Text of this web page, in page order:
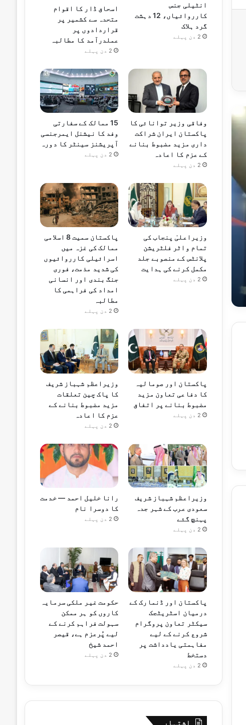
انٹیلی جنس
کارروائیاں، 12 دہشت
گرد ہلاک
2 دن پہلے
اسحاق ڈار کا اقوام
متحدہ سے کشمیر پر
قراردادوں پر
عملدرآمد کا مطالبہ
2 دن پہلے
وفاقی وزیر توانائی کا
پاکستان ایران شراکت
داری مزید مضبوط بنانے
کے عزم کا اعادہ
2 دن پہلے
15 ممالک کے سفارتی
وفد کا نیشنل ایمرجنسی
آپریشنز سینٹر کا دورہ
2 دن پہلے
وزیراعلیٰ پنجاب کی
تمام واٹر فلٹریشن
پلانٹس کے منصوبے جلد
مکمل کرنے کی ہدایت
2 دن پہلے
پاکستان سمیت 8 اسلامی
ممالک کی غزہ میں
اسرائیلی کارروائیوں
کی شدید مذمت، فوری
جنگ بندی اور انسانی
امداد کی فراہمی کا
مطالبہ
2 دن پہلے
پاکستان اور صومالیہ
کا دفاعی تعاون مزید
مضبوط بنانے پر اتفاق
2 دن پہلے
وزیراعظم شہباز شریف
کا پاک چین تعلقات
مزید مضبوط بنانے کے
عزم کا اعادہ
2 دن پہلے
وزیراعظم شہباز شریف
سعودی عرب کے شہر جدہ
پہنچ گئے
2 دن پہلے
رانا خلیل احمد — خدمت
کا دوسرا نام
2 دن پہلے
پاکستان اور ڈنمارک کے
درمیان اسٹریٹجک
سیکٹر تعاون پروگرام
شروع کرنے کے لیے
مفاہمتی یادداشت پر
دستخط
2 دن پہلے
حکومت غیر ملکی سرمایہ
کاروں کو ہر ممکن
سہولت فراہم کرنے کے
لیے پُرعزم ہے، قیصر
احمد شیخ
2 دن پہلے
اشتہار